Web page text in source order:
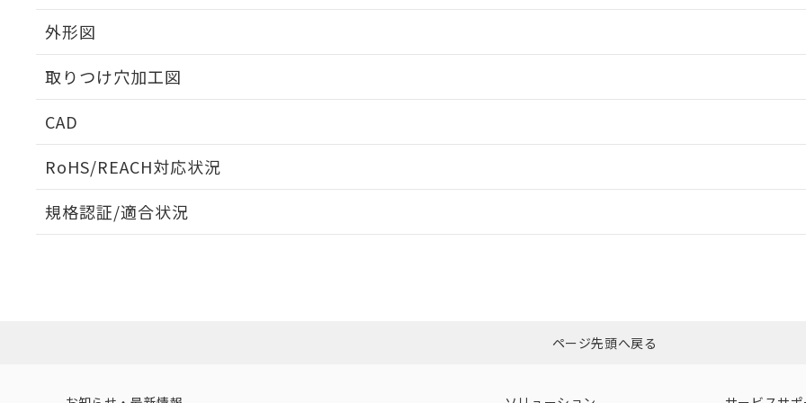
外形図
取りつけ穴加工図
CAD
RoHS/REACH対応状況
EU RoHS 注意事項・凡例
ダウンロードはこちら
規格認証/適合状況
ページ先頭へ戻る